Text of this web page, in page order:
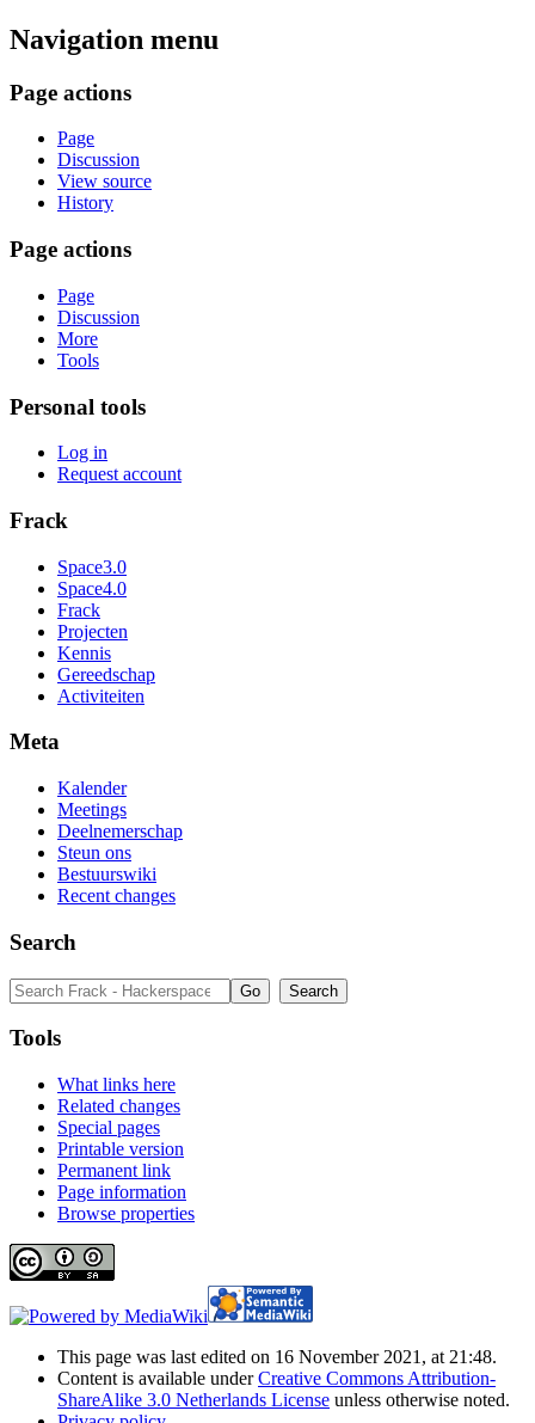
Navigation menu
Page actions
Page
Discussion
View source
History
Page actions
Page
Discussion
More
Tools
Personal tools
Log in
Request account
Frack
Space3.0
Space4.0
Frack
Projecten
Kennis
Gereedschap
Activiteiten
Meta
Kalender
Meetings
Deelnemerschap
Steun ons
Bestuurswiki
Recent changes
Search
Tools
What links here
Related changes
Special pages
Printable version
Permanent link
Page information
Browse properties
This page was last edited on 16 November 2021, at 21:48.
Content is available underCreative Commons Attribution-
ShareAlike 3.0 Netherlands License unless otherwise noted.